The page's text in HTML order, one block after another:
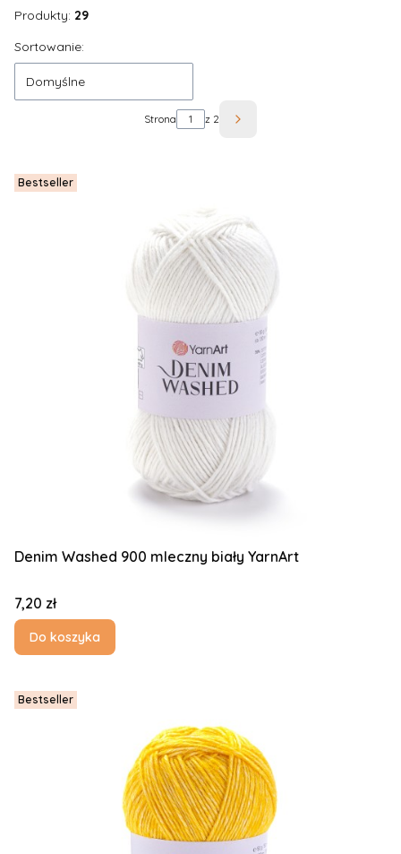
Produkty: 29
Lista produktów
Sortowanie:
Domyślne
Strona z 2 Następne produkty
Bestseller
Denim Washed 900 mleczny biały YarnArt
Cena
7,20 zł
Do koszyka
Bestseller